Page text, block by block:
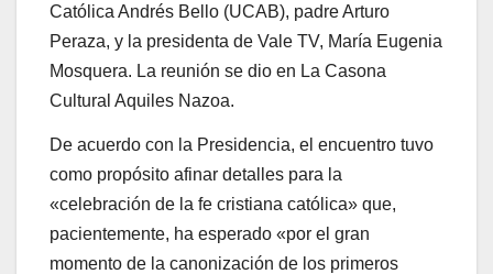
Católica Andrés Bello (UCAB), padre Arturo
Peraza, y la presidenta de Vale TV, María Eugenia
Mosquera. La reunión se dio en La Casona
Cultural Aquiles Nazoa.
De acuerdo con la Presidencia, el encuentro tuvo
como propósito afinar detalles para la
«celebración de la fe cristiana católica» que,
pacientemente, ha esperado «por el gran
momento de la canonización de los primeros